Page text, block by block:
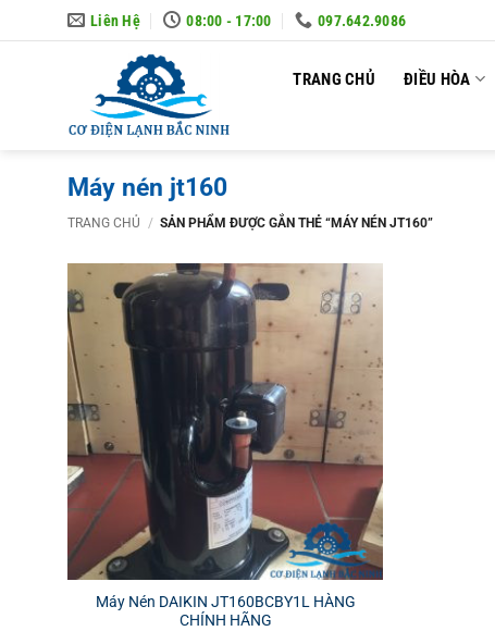
to
Liên Hệ 08:00 - 17:00 097.642.9086
TRANG CHỦ ĐIỀU HÒA
Máy nén jt160
TRANG CHỦ / SẢN PHẨM ĐƯỢC GẮN THẺ “MÁY NÉN JT160”
Máy Nén DAIKIN JT160BCBY1L HÀNG
CHÍNH HÃNG